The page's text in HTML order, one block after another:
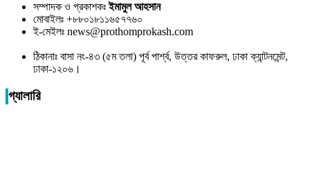
সম্পাদক ও প্রকাশকঃইমামুল আহসান
মোবাইলঃ +৮৮০১৮১১৬৫৭৭৬০
ই-মেইলঃ news@prothomprokash.com
ঠিকানাঃ বাসা নং-৪৩ (৫ম তলা) পূর্ব পার্শ্ব, উত্তর কাফরুল, ঢাকা ক্যান্টনমেন্ট,
ঢাকা-১২০৬।
গ্যালারি